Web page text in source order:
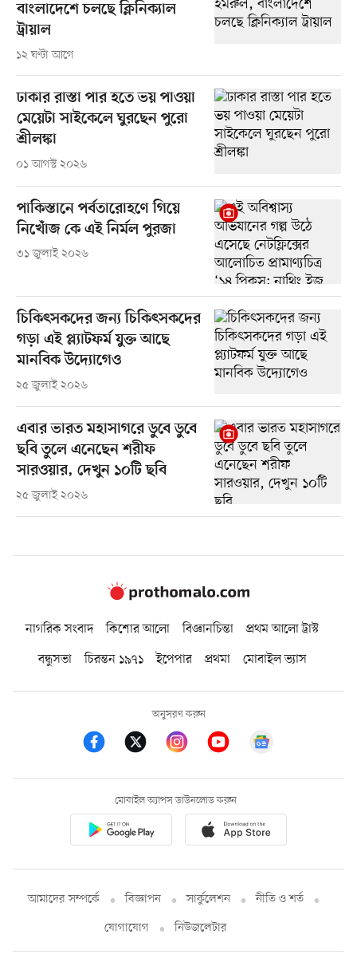
বাংলাদেশে চলছে ক্লিনিক্যাল
ট্রায়াল
১২ ঘণ্টা আগে
ঢাকার রাস্তা পার হতে ভয় পাওয়া
মেয়েটা সাইকেলে ঘুরছেন পুরো
শ্রীলঙ্কা
০১ আগস্ট ২০২৬
পাকিস্তানে পর্বতারোহণে গিয়ে
নিখোঁজ কে এই নির্মল পুরজা
৩১ জুলাই ২০২৬
চিকিৎসকদের জন্য চিকিৎসকদের
গড়া এই প্ল্যাটফর্ম যুক্ত আছে
মানবিক উদ্যোগেও
২৫ জুলাই ২০২৬
এবার ভারত মহাসাগরে ডুবে ডুবে
ছবি তুলে এনেছেন শরীফ
সারওয়ার, দেখুন ১০টি ছবি
২৫ জুলাই ২০২৬
নাগরিক সংবাদ কিশোর আলো বিজ্ঞানচিন্তা
প্রথম আলো ট্রাস্ট
বন্ধুসভা
চিরন্তন ১৯৭১ ইপেপার প্রথমা মোবাইল ভ্যাস
অনুসরণ করুন
মোবাইল অ্যাপস ডাউনলোড করুন
আমাদের সম্পর্কে বিজ্ঞাপন সার্কুলেশন
নীতি ও শর্ত
যোগাযোগ
নিউজলেটার